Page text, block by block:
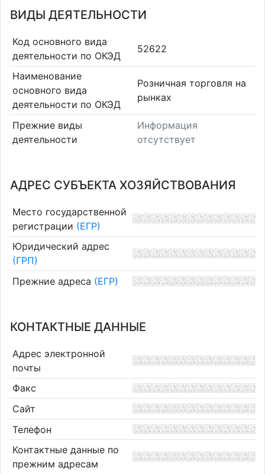
ВИДЫ ДЕЯТЕЛЬНОСТИ
Код основного вида
деятельности по ОКЭД
52622
Наименование
основного вида
деятельности по ОКЭД
Розничная торговля на
рынках
Прежние виды
деятельности
Информация
отсутствует
АДРЕС СУБЪЕКТА ХОЗЯЙСТВОВАНИЯ
Место государственной
регистрации (ЕГР)
Юридический адрес
(ГРП)
Прежние адреса (ЕГР)
КОНТАКТНЫЕ ДАННЫЕ
Адрес электронной
почты
Факс
Сайт
Телефон
Контактные данные по
прежним адресам